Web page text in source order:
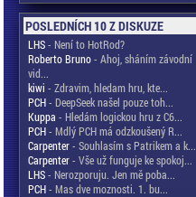
POSLEDNÍCH 10 Z DISKUZE
LHS- Není to HotRod?
Roberto Bruno- Ahoj, sháním závodní
vid...
kiwi - Zdravim, hledam hru, kte...
PCH- DeepSeek našel pouze toh...
Kuppa - Hledám logickou hru z C6...
PCH- Mdlý PCH má odzkoušený R...
Carpenter- Souhlasím s Patrikem a k...
Carpenter- Vše už funguje ke spokoj...
LHS- Nerozporuju. Jen mě poba...
PCH- Mas dve moznosti. 1. bu...